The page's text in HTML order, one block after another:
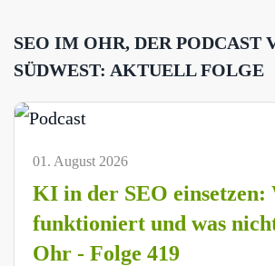
SEO IM OHR, DER PODCAST
SÜDWEST: AKTUELL FOLGE
01. August 2026
KI in der SEO einsetzen:
funktioniert und was
Ohr - Folge 419